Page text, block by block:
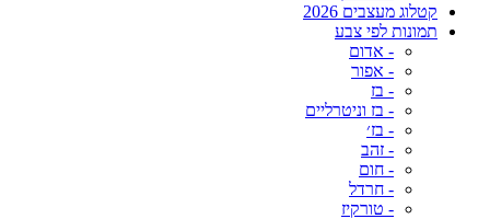
קטלוג מעצבים 2026
תמונות לפי צבע
- אדום
- אפור
- בז
- בז וניטרליים
- בז׳
- זהב
- חום
- חרדל
- טורקיז